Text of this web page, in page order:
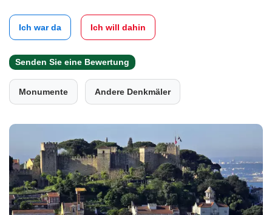
Ich war da Ich will dahin
Senden Sie eine Bewertung
Monumente Andere Denkmäler